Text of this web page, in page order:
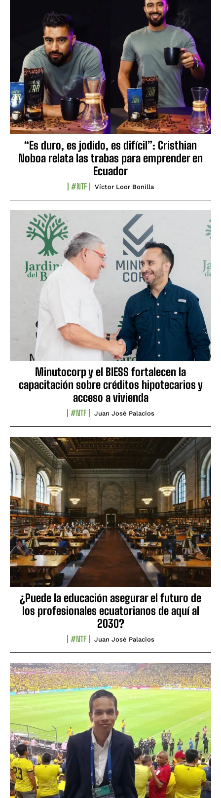
“Es duro, es jodido, es difícil”: Cristhian
Noboa relata las trabas para emprender en
Ecuador
#NTF Víctor Loor Bonilla
Minutocorp y el BIESS fortalecen la
capacitación sobre créditos hipotecarios y
acceso a vivienda
#NTF Juan José Palacios
¿Puede la educación asegurar el futuro de
los profesionales ecuatorianos de aquí al
2030?
#NTF Juan José Palacios